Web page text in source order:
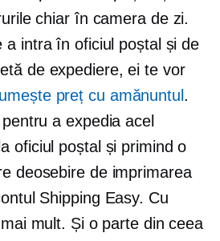
chiar în camera de zi.
a intra în oficiul poștal și de
de expediere, ei te vor
preț cu amănuntul .
a expedia acel
oficiul poștal și primind o
deosebire de imprimarea
Shipping Easy. Cu
mult. Și o parte din ceea